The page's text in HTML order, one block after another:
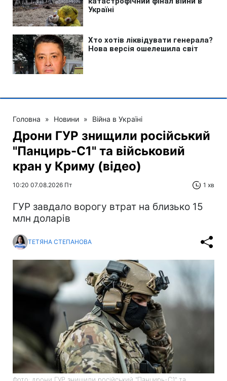
Головна » Новини » Війна в Україні
Дрони ГУР знищили російський
"Панцирь-С1" та військовий
кран у Криму (відео)
10:20 07.08.2026 Пт 1 хв
ГУР завдало ворогу втрат на близько 15
млн доларів
ТЕТЯНА СТЕПАНОВА
Фото: дрони ГУР знищили російський "Панцирь-С1" та